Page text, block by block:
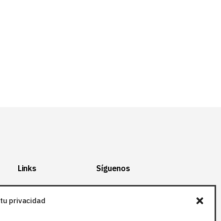
privacidad
Links
Mapa del Sitio
Aviso legal
Síguenos
Facebook